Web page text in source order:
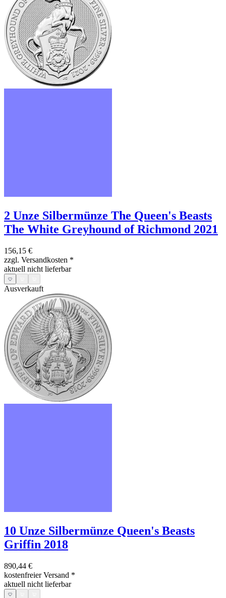
2 Unze Silbermünze The Queen's Beasts
The White Greyhound of Richmond 2021
156,15 €
zzgl. Versandkosten *
aktuell nicht lieferbar
Ausverkauft
10 Unze Silbermünze Queen's Beasts
Griffin 2018
890,44 €
kostenfreier Versand *
aktuell nicht lieferbar